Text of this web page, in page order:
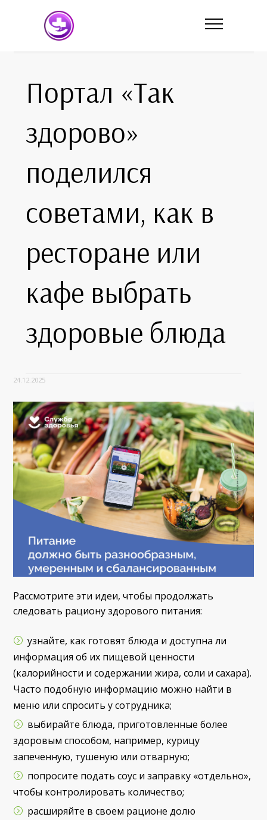
Портал «Так
здорово»
поделился
советами, как в
ресторане или
кафе выбрать
здоровые блюда
24.12.2025
Рассмотрите эти идеи, чтобы продолжать
следовать рациону здорового питания:
узнайте, как готовят блюда и доступна ли
информация об их пищевой ценности
(калорийности и содержании жира, соли и сахара).
Часто подобную информацию можно найти в
меню или спросить у сотрудника;
выбирайте блюда, приготовленные более
здоровым способом, например, курицу
запеченную, тушеную или отварную;
попросите подать соус и заправку «отдельно»,
чтобы контролировать количество;
расширяйте в своем рационе долю